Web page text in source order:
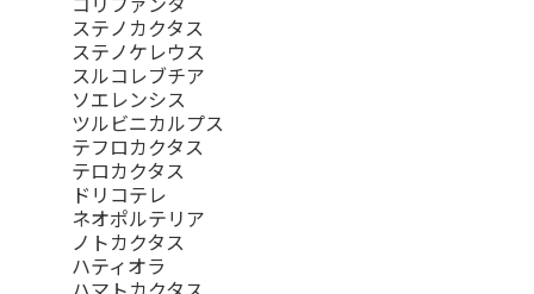
ステノカクタス
ステノケレウス
スルコレブチア
ソエレンシス
ツルビニカルプス
テフロカクタス
テロカクタス
ドリコテレ
ネオポルテリア
ノトカクタス
ハティオラ